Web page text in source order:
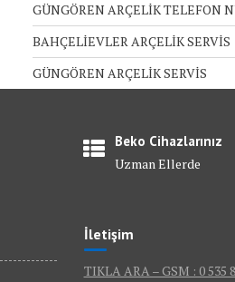
GÜNGÖREN ARÇELİK TELEFON
BAHÇELİEVLER ARÇELİK SERVİS
GÜNGÖREN ARÇELİK SERVİS
Beko Cihazlarınız
Uzman Ellerde
İletişim
TIKLA ARA – GSM : 0 535